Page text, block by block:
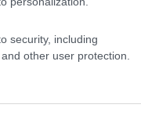
security, including
other user protection.